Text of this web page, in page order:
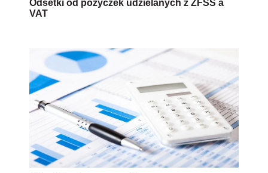
Odsetki od pożyczek udzielanych z ZFŚS a
VAT